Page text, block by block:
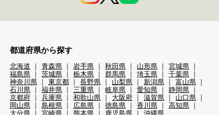
都道府県から探す
北海道 青森県 岩手県 秋田県 山形県
宮城県
福島県
茨城県 栃木県 群馬県 埼玉県
千葉県
神奈川県
東京都 長野県 山梨県 新潟県
富山県
石川県
福井県 三重県 岐阜県 愛知県
静岡県
京都府
兵庫県 和歌山県 大阪府 滋賀県
山口県
岡山県
島根県 広島県 徳島県 香川県
高知県
大分県
宮崎県 熊本県 鹿児島県 沖縄県